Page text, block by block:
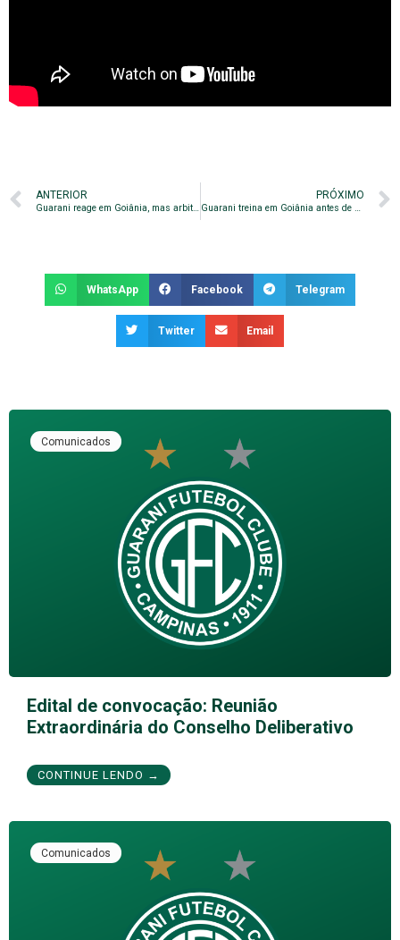
ANTERIOR
Guarani reage em Goiânia, mas arbitragem tira virada histórica
PRÓXIMO
Guarani treina em Goiânia antes de seguir para o Sul
WhatsApp Facebook Telegram
Twitter Email
Comunicados
Edital de convocação: Reunião
Extraordinária do Conselho Deliberativo
CONTINUE LENDO →
Comunicados